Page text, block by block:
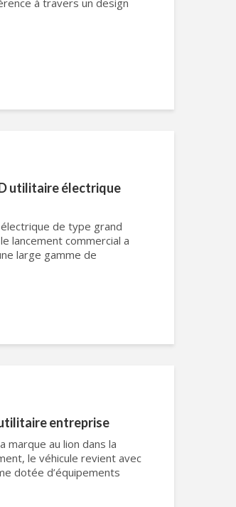
à travers un design
utilitaire électrique
de type grand
lancement commercial a
large gamme de
utilitaire entreprise
au lion dans la
le véhicule revient avec
dotée d’équipements